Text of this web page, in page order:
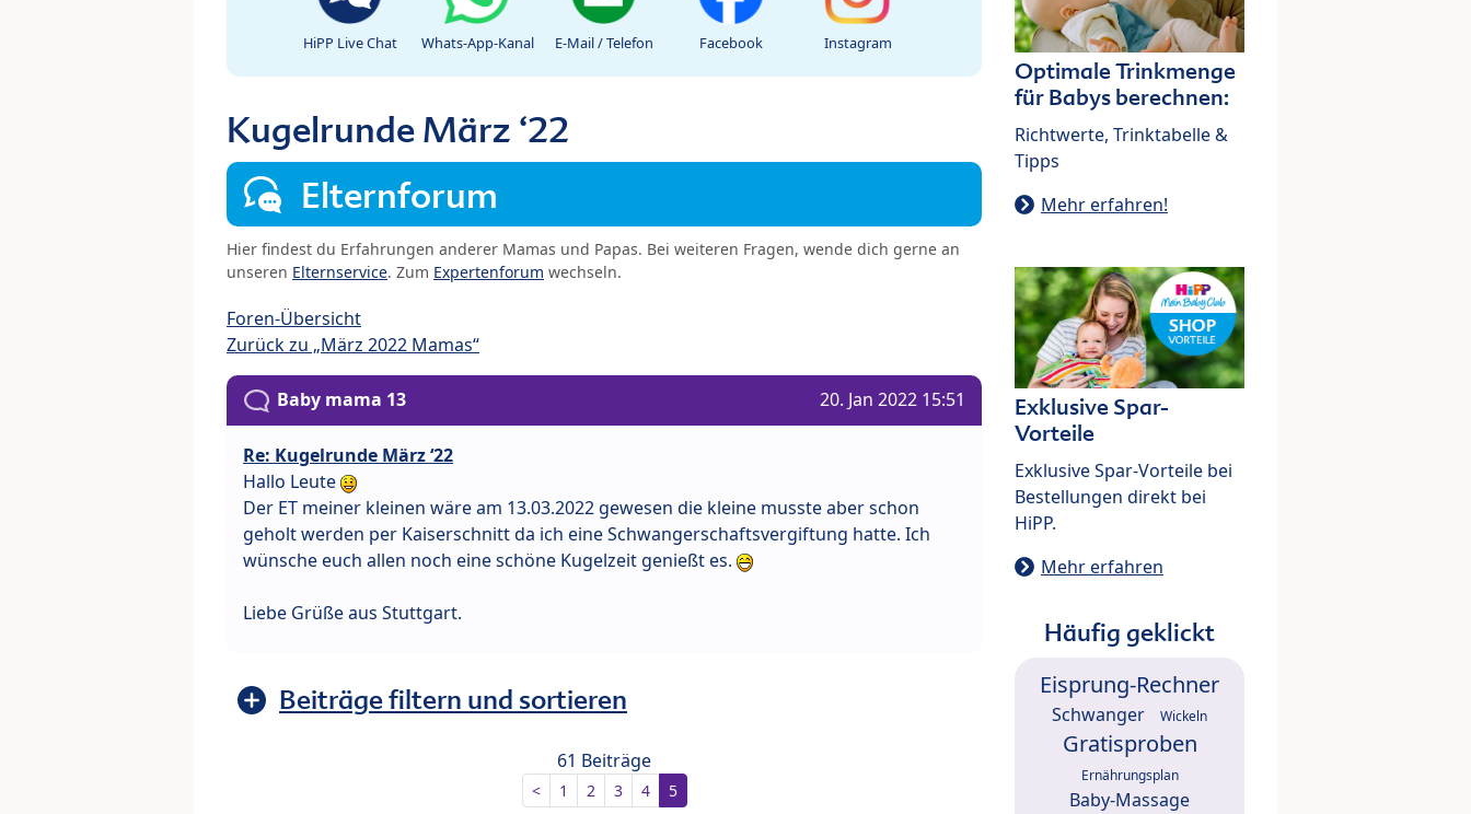
HiPP Live Chat Whats-App-Kanal E-Mail / Telefon Facebook Instagram
Kugelrunde März ‘22
Elternforum
Hier findest du Erfahrungen anderer Mamas und Papas. Bei weiteren Fragen, wende dich gerne an
unseren Elternservice. Zum Expertenforum wechseln.
Foren-Übersicht
Zurück zu „März 2022 Mamas“
Baby mama 13 20. Jan 2022 15:51
Re: Kugelrunde März ‘22
Hallo Leute
Der ET meiner kleinen wäre am 13.03.2022 gewesen die kleine musste aber schon
geholt werden per Kaiserschnitt da ich eine Schwangerschaftsvergiftung hatte. Ich
wünsche euch allen noch eine schöne Kugelzeit genießt es.
Liebe Grüße aus Stuttgart.
Beiträge filtern und sortieren
61 Beiträge
< 1 2 3 4 5
Optimale Trinkmenge
für Babys berechnen:
Richtwerte, Trinktabelle &
Tipps
Mehr erfahren!
Exklusive Spar-
Vorteile
Exklusive Spar-Vorteile bei
Bestellungen direkt bei
HiPP.
Mehr erfahren
Häufig geklickt
Eisprung-Rechner
Schwanger Wickeln
Gratisproben
Ernährungsplan
Baby-Massage